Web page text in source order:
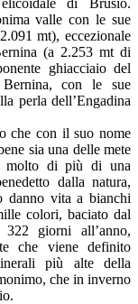
di Brusio.
valle con le sue
mt), eccezionale
(a 2.253 mt di
ghiacciaio del
con le sue
perla dell’Engadina
che con il suo nome
sia una delle mete
molto di più di una
dalla natura,
danno vita a bianchi
colori, baciato dal
giorni all’anno,
che viene definito
più alte della
che in inverno